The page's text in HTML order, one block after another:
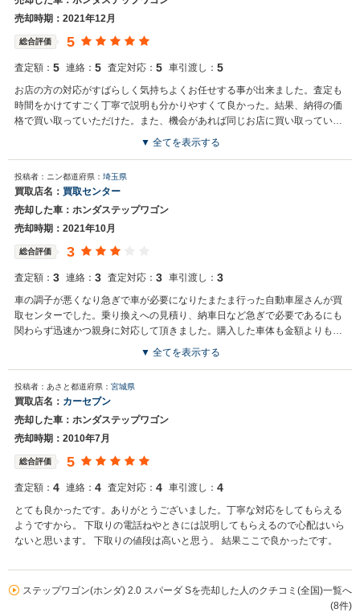
売却時期：2021年12月
総合評価 5
査定額： 5 連絡： 5 査定対応： 5 車引渡し： 5
お店の方の対応がすばらしく気持ちよくお任せする事が出来ました。査定も
時間をかけてすごく丁寧で説明も分かりやすくて良かった。結果、納得の価
格で買い取っていただけた。また、機会があれば同じお店に買い取っていた
▼ 全てを表示する
投稿者：ニン都道府県： 埼玉県
買取店名： 買取センター
売却した車：ホンダステップワゴン
売却時期：2021年10月
総合評価 3
査定額： 3 連絡： 3 査定対応： 3 車引渡し： 3
車の調子が悪くなり急ぎで車が必要になりたまたま行った自動車屋さんが買
取センターでした。乗り換えへの見積り、納車日など急ぎで必要であるにも
関わらず迅速かつ親身に対応して頂きました。購入した車体も金額よりも良
い物が購入できたと思います。下取りから納車まで丁寧に対応して頂いて大
▼ 全てを表示する
投稿者：あさと都道府県： 宮城県
買取店名： カーセブン
売却した車：ホンダステップワゴン
売却時期：2010年7月
総合評価 5
査定額： 4 連絡： 4 査定対応： 4 車引渡し： 4
とても良かったです。ありがとうございました。丁寧な対応をしてもらえる
ようですから。 下取りの電話ねやときには説明してもらえるので心配はいら
ないと思います。 下取りの値段は高いと思う。 結果ここで良かったです。
ステップワゴン(ホンダ) 2.0 スパーダ Sを売却した人のクチコミ(全国)一覧へ
(8件)